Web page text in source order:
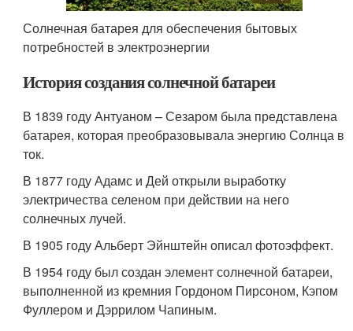
Солнечная батарея для обеспечения бытовых
потребностей в электроэнергии
История создания солнечной батареи
В 1839 году Антуаном – Сезаром была представлена
батарея, которая преобразовывала энергию Солнца в
ток.
В 1877 году Адамс и Дей открыли выработку
электричества селеном при действии на него
солнечных лучей.
В 1905 году Альберт Эйнштейн описал фотоэффект.
В 1954 году был создан элемент солнечной батареи,
выполненной из кремния Гордоном Пирсоном, Кэпом
Фуллером и Дэррилом Чапиным.